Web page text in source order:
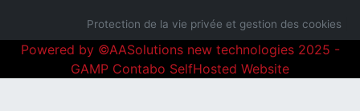
Protection de la vie privée et gestion des cookies
Powered by ©AASolutions new technologies 2025 -
GAMP Contabo SelfHosted Website